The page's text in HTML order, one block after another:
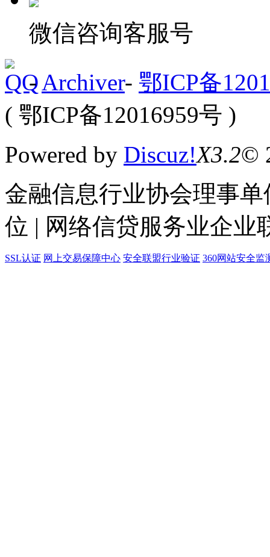
微信咨询客服号
- Archiver- 鄂ICP备
( 鄂ICP备12016959号 )
Powered by Discuz!X3.2©
金融信息行业协会理事
位 | 网络信贷服务业企业
SSL认证 网上交易保障中心 安全联盟行业验证 360网站安全监